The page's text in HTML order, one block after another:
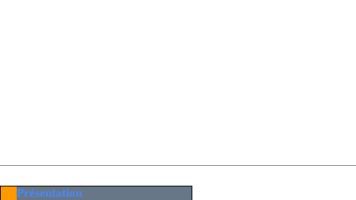
Présentation